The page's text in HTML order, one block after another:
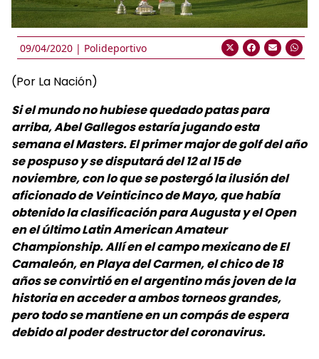
09/04/2020 | Polideportivo
(Por La Nación)
Si el mundo no hubiese quedado patas para
arriba, Abel Gallegos estaría jugando esta
semana el Masters. El primer major de golf del año
se pospuso y se disputará del 12 al 15 de
noviembre, con lo que se postergó la ilusión del
aficionado de Veinticinco de Mayo, que había
obtenido la clasificación para Augusta y el Open
en el último Latin American Amateur
Championship. Allí en el campo mexicano de El
Camaleón, en Playa del Carmen, el chico de 18
años se convirtió en el argentino más joven de la
historia en acceder a ambos torneos grandes,
pero todo se mantiene en un compás de espera
debido al poder destructor del coronavirus.